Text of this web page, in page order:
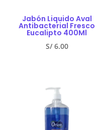
Jabón Liquido Aval
Antibacterial Fresco
Eucalipto 400Ml
S/6.00